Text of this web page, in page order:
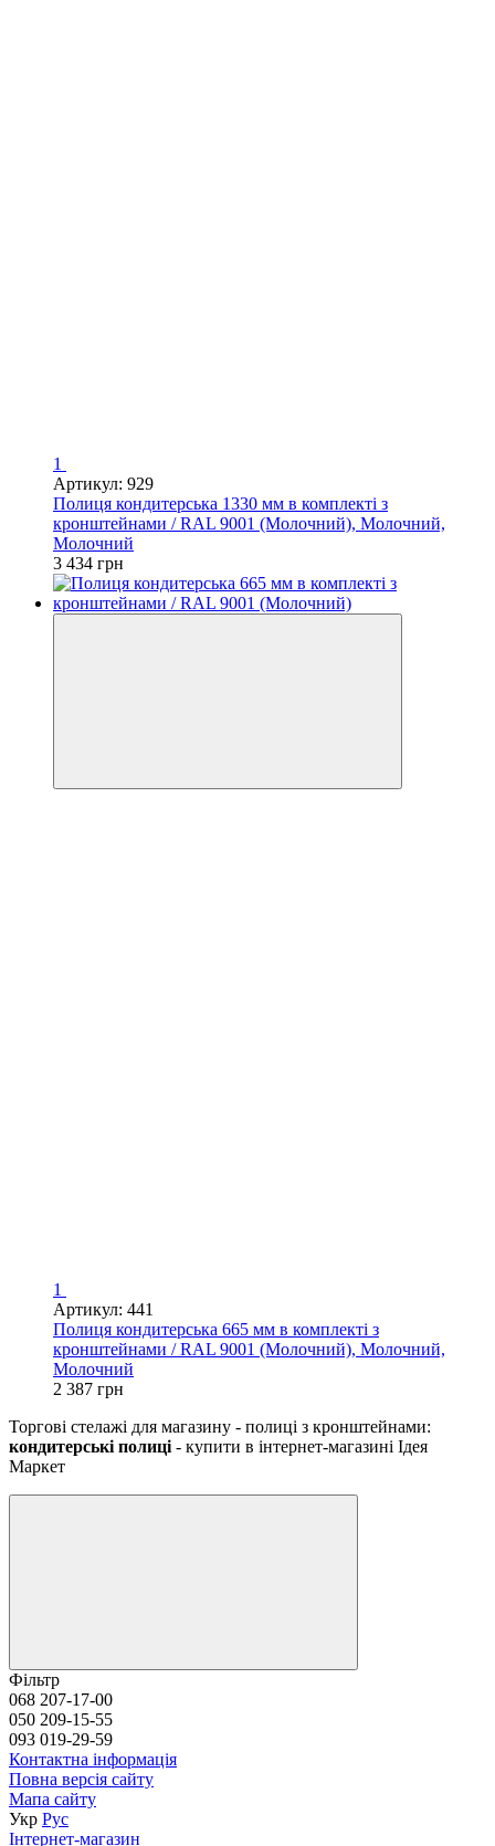
1
Артикул: 929
Полиця кондитерська 1330 мм в комплекті з
кронштейнами / RAL 9001 (Молочний), Молочний,
Молочний
3 434 грн
1
Артикул: 441
Полиця кондитерська 665 мм в комплекті з
кронштейнами / RAL 9001 (Молочний), Молочний,
Молочний
2 387 грн
Торгові стелажі для магазину - полиці з кронштейнами:
кондитерські полиці - купити в інтернет-магазині Ідея
Маркет
Фільтр
068 207-17-00
050 209-15-55
093 019-29-59
Контактна інформація
Повна версія сайту
Мапа сайту
Укр Рус
Інтернет-магазин